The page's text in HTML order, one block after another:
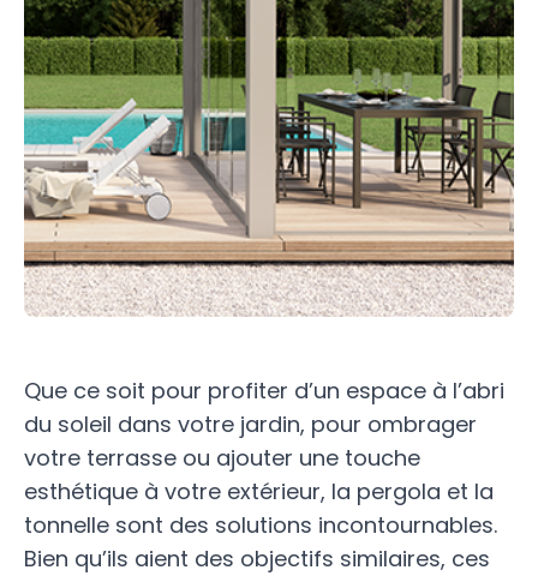
Que ce soit pour profiter d’un espace à l’abri
du soleil dans votre jardin, pour ombrager
votre terrasse ou ajouter une touche
esthétique à votre extérieur, la pergola et la
tonnelle sont des solutions incontournables.
Bien qu’ils aient des objectifs similaires, ces